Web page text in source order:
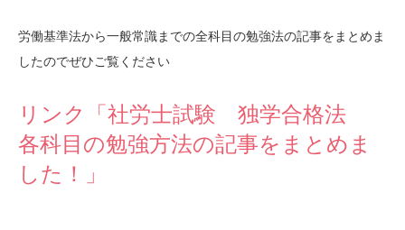
労働基準法から一般常識までの全科目の勉強法の記事をまとめま
したのでぜひご覧ください
リンク「社労士試験 独学合格法
各科目の勉強方法の記事をまとめま
した！」